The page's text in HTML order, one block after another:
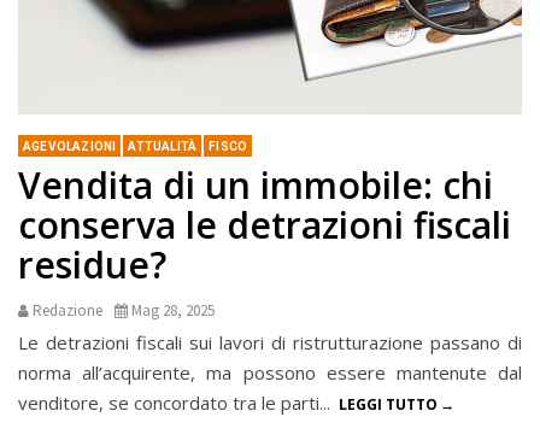
AGEVOLAZIONI ATTUALITÀ FISCO
Vendita di un immobile: chi
conserva le detrazioni fiscali
residue?
Redazione Mag 28, 2025
Le detrazioni fiscali sui lavori di ristrutturazione passano di
norma all’acquirente, ma possono essere mantenute dal
venditore, se concordato tra le parti... LEGGI TUTTO